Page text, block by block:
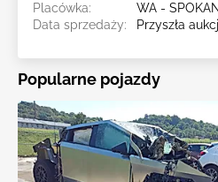
Placówka:
WA -
Data sprzedaży:
Przyszła
Popularne pojazdy